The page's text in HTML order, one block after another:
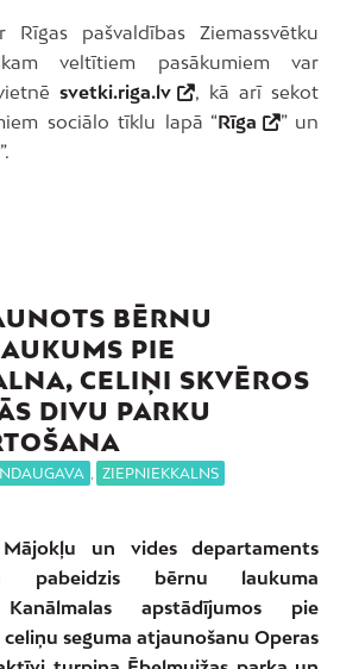
pašvaldības Ziemassvētku
veltītiem pasākumiem var
svetki.riga.lv
, kā arī sekot
sociālo tīklu lapā “Rīga
” un
”.
BĒRNU
PIE
CELIŅI SKVĒROS
DIVU PARKU
, ZIEPNIEKKALNS
un vides departaments
pabeidzis bērnu laukuma
apstādījumos pie
seguma atjaunošanu Operas